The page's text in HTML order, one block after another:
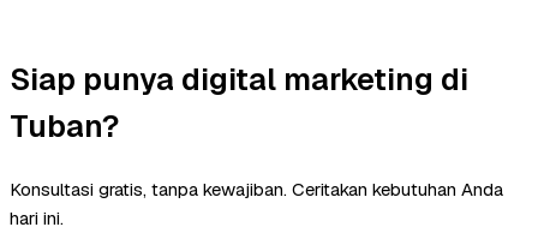
Siap punya digital marketing di
Tuban?
Konsultasi gratis, tanpa kewajiban. Ceritakan kebutuhan Anda
hari ini.